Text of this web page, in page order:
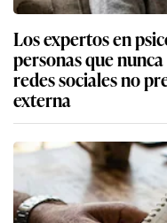
Los expertos en
personas que
redes sociales no
externa